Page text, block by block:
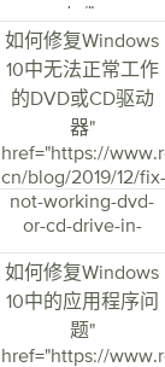
do/">
如何修复Windows
10中无法正常工作
的DVD或CD驱动
器"
href="https://
cn/blog/2019/12/fix-
not-working-dvd-
or-cd-drive-in-
windows-10/">
如何修复Windows
10中的应用程序问
题"
href="https://